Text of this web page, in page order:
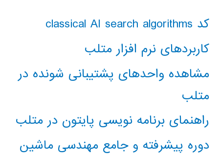
کد classical AI search algorithms
کاربردهای نرم افزار متلب
مشاهده واحدهای پشتیبانی شونده در
متلب
راهنمای برنامه نویسی پایتون در متلب
دوره پیشرفته و جامع مهندسی ماشین